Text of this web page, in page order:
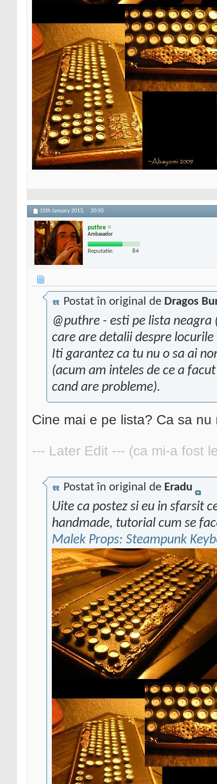
15th January 2013, 20:50
puthre
Ambasador
Reputatie: 84
Postat în original de Dragos
@puthre - esti pe lista
care are detalii despre
Iti garantez ca tu nu o sa ai
(acum am inteles de ce a
cand are probleme).
Cine mai e pe lista? Ca sa nu
--- Later Edit --- (ca mi-a fost
Postat în original de Eradu
Uite ca postez si eu in sfarsit
handmade, tutorial cum se
Malek Props: Steampunk